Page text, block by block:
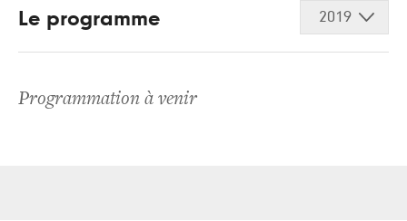
Le programme 2019
Programmation à venir